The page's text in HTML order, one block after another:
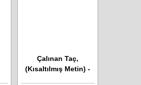
Çalınan Taç,
(Kısaltılmış Metin) -